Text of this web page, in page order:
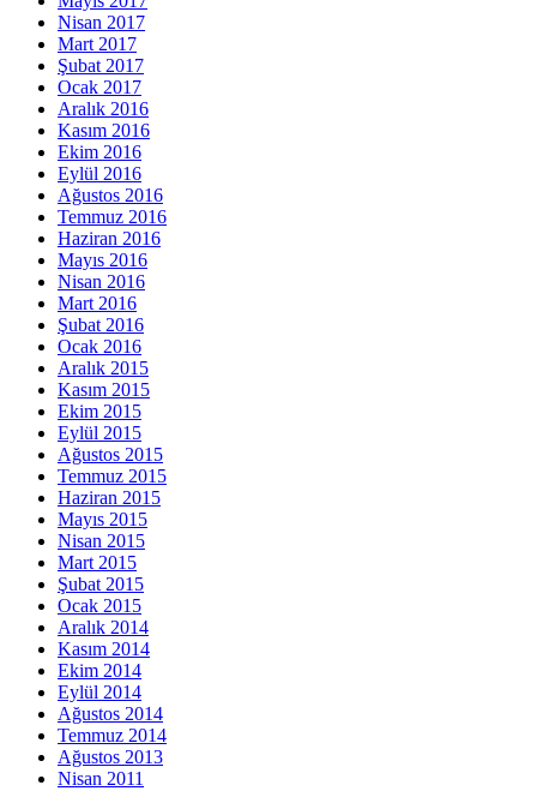
Nisan 2017
Mart 2017
Şubat 2017
Ocak 2017
Aralık 2016
Kasım 2016
Ekim 2016
Eylül 2016
Ağustos 2016
Temmuz 2016
Haziran 2016
Mayıs 2016
Nisan 2016
Mart 2016
Şubat 2016
Ocak 2016
Aralık 2015
Kasım 2015
Ekim 2015
Eylül 2015
Ağustos 2015
Temmuz 2015
Haziran 2015
Mayıs 2015
Nisan 2015
Mart 2015
Şubat 2015
Ocak 2015
Aralık 2014
Kasım 2014
Ekim 2014
Eylül 2014
Ağustos 2014
Temmuz 2014
Ağustos 2013
Nisan 2011